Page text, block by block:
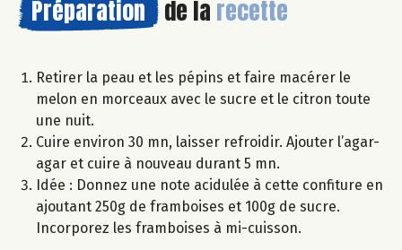
Préparation de la recette
Retirer la peau et les pépins et faire macérer le
melon en morceaux avec le sucre et le citron toute
une nuit.
Cuire environ 30 mn, laisser refroidir. Ajouter l’agar-
agar et cuire à nouveau durant 5 mn.
Idée : Donnez une note acidulée à cette confiture en
ajoutant 250g de framboises et 100g de sucre.
Incorporez les framboises à mi-cuisson.